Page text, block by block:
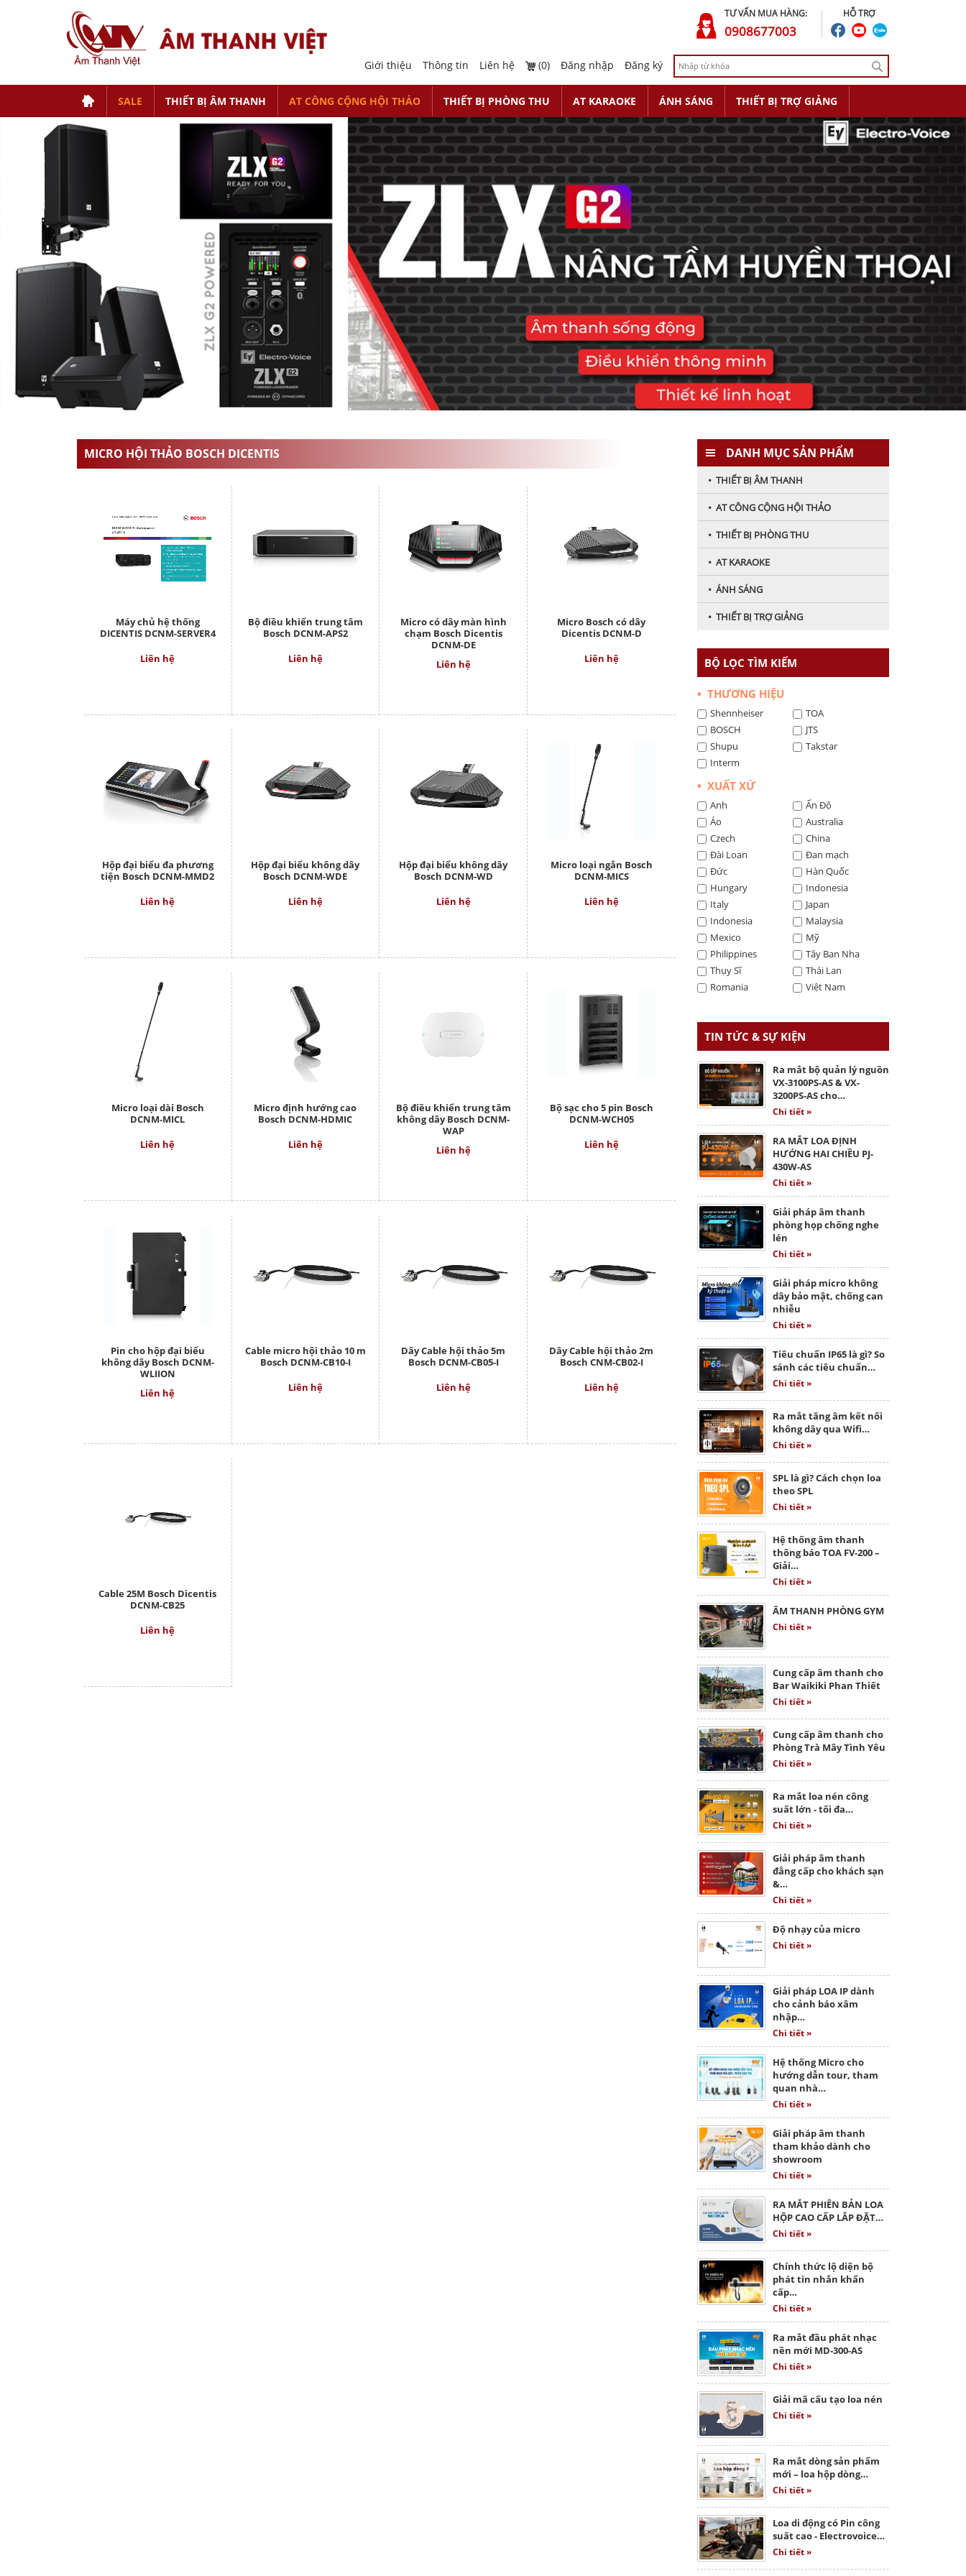
HỖ TRỢ
TƯ VẤN MUA HÀNG:
0908677003
Giới thiệu Thông tin Liên hệ (0) Đăng nhập Đăng ký
SALE THIẾT BỊ ÂM THANH AT CÔNG CỘNG HỘI THẢO THIẾT BỊ PHÒNG THU AT KARAOKE ÁNH SÁNG THIẾT BỊ TRỢ GIẢNG
MICRO HỘI THẢO BOSCH DICENTIS
Máy chủ hệ thống
DICENTIS DCNM-SERVER4
Liên hệ
Bộ điều khiển trung tâm
Bosch DCNM-APS2
Liên hệ
Micro có dây màn hình
chạm Bosch Dicentis
DCNM-DE
Liên hệ
Micro Bosch có dây
Dicentis DCNM-D
Liên hệ
Hộp đại biểu đa phương
tiện Bosch DCNM-MMD2
Liên hệ
Hộp đại biểu không dây
Bosch DCNM-WDE
Liên hệ
Hộp đại biểu không dây
Bosch DCNM-WD
Liên hệ
Micro loại ngắn Bosch
DCNM-MICS
Liên hệ
Micro loại dài Bosch
DCNM-MICL
Liên hệ
Micro định hướng cao
Bosch DCNM-HDMIC
Liên hệ
Bộ điều khiển trung tâm
không dây Bosch DCNM-
WAP
Liên hệ
Bộ sạc cho 5 pin Bosch
DCNM-WCH05
Liên hệ
Pin cho hộp đại biểu
không dây Bosch DCNM-
WLIION
Liên hệ
Cable micro hội thảo 10 m
Bosch DCNM-CB10-I
Liên hệ
Dây Cable hội thảo 5m
Bosch DCNM-CB05-I
Liên hệ
Dây Cable hội thảo 2m
Bosch CNM-CB02-I
Liên hệ
Cable 25M Bosch Dicentis
DCNM-CB25
Liên hệ
DANH MỤC SẢN PHẨM
• THIẾT BỊ ÂM THANH
• AT CÔNG CỘNG HỘI THẢO
• THIẾT BỊ PHÒNG THU
• AT KARAOKE
• ÁNH SÁNG
• THIẾT BỊ TRỢ GIẢNG
BỘ LỌC TÌM KIẾM
• THƯƠNG HIỆU
Shennheiser
TOA
BOSCH
JTS
Shupu
Takstar
Interm
• XUẤT XỨ
Anh
Ấn Độ
Áo
Australia
Czech
China
Đài Loan
Đan mạch
Đức
Hàn Quốc
Hungary
Indonesia
Italy
Japan
Indonesia
Malaysia
Mexico
Mỹ
Philippines
Tây Ban Nha
Thụy Sĩ
Thái Lan
Romania
Việt Nam
TIN TỨC & SỰ KIỆN
Ra mắt bộ quản lý nguồn
VX-3100PS-AS & VX-
3200PS-AS cho…
Chi tiết »
RA MẮT LOA ĐỊNH
HƯỚNG HAI CHIỀU PJ-
430W-AS
Chi tiết »
Giải pháp âm thanh
phòng họp chống nghe
lén
Chi tiết »
Giải pháp micro không
dây bảo mật, chống can
nhiễu
Chi tiết »
Tiêu chuẩn IP65 là gì? So
sánh các tiêu chuẩn…
Chi tiết »
Ra mắt tăng âm kết nối
không dây qua Wifi…
Chi tiết »
SPL là gì? Cách chọn loa
theo SPL
Chi tiết »
Hệ thống âm thanh
thông báo TOA FV-200 –
Giải…
Chi tiết »
ÂM THANH PHÒNG GYM
Chi tiết »
Cung cấp âm thanh cho
Bar Waikiki Phan Thiết
Chi tiết »
Cung cấp âm thanh cho
Phòng Trà Mây Tình Yêu
Chi tiết »
Ra mắt loa nén công
suất lớn - tối đa…
Chi tiết »
Giải pháp âm thanh
đẳng cấp cho khách sạn
&…
Chi tiết »
Độ nhạy của micro
Chi tiết »
Giải pháp LOA IP dành
cho cảnh báo xâm
nhập…
Chi tiết »
Hệ thống Micro cho
hướng dẫn tour, tham
quan nhà…
Chi tiết »
Giải pháp âm thanh
tham khảo dành cho
showroom
Chi tiết »
RA MẮT PHIÊN BẢN LOA
HỘP CAO CẤP LẮP ĐẶT…
Chi tiết »
Chính thức lộ diện bộ
phát tin nhắn khẩn
cấp…
Chi tiết »
Ra mắt đầu phát nhạc
nền mới MD-300-AS
Chi tiết »
Giải mã cấu tạo loa nén
Chi tiết »
Ra mắt dòng sản phẩm
mới – loa hộp dòng…
Chi tiết »
Loa di động có Pin công
suất cao - Electrovoice…
Chi tiết »